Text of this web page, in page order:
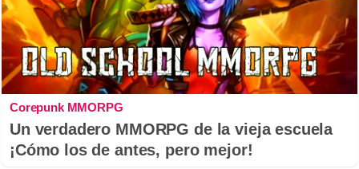
Corepunk MMORPG
Un verdadero MMORPG de la vieja escuela
¡Cómo los de antes, pero mejor!